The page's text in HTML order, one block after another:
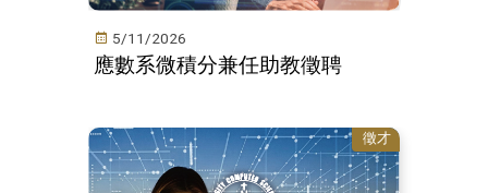
5/11/2026
應數系微積分兼任助教徵聘
徵才